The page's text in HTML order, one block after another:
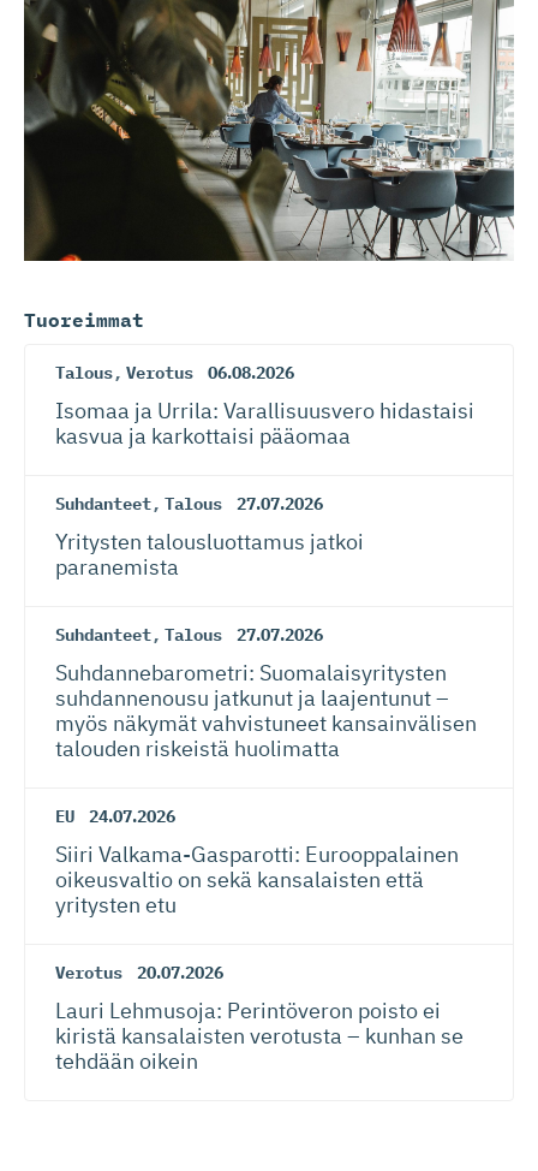
Tuoreimmat
Talous, Verotus 06.08.2026
Isomaa ja Urrila: Varallisuusvero hidastaisi
kasvua ja karkottaisi pääomaa
Suhdanteet, Talous 27.07.2026
Yritysten talousluottamus jatkoi
paranemista
Suhdanteet, Talous 27.07.2026
Suhdanneba­ro­metri: Suomalaisy­ri­tysten
suhdannenousu jatkunut ja laajentunut –
myös näkymät vahvistuneet kansainvälisen
talouden riskeistä huolimatta
EU 24.07.2026
Siiri Valkama-Gas­pa­rotti: Eurooppalainen
oikeusvaltio on sekä kansalaisten että
yritysten etu
Verotus 20.07.2026
Lauri Lehmusoja: Perintöveron poisto ei
kiristä kansalaisten verotusta – kunhan se
tehdään oikein